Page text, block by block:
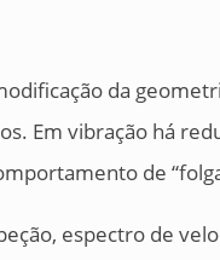
da
Em vibração há
de
espectro de